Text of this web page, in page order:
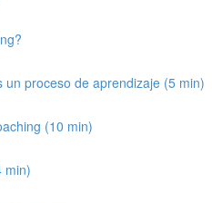
un proceso de aprendizaje (5 min)
(10 min)
min)